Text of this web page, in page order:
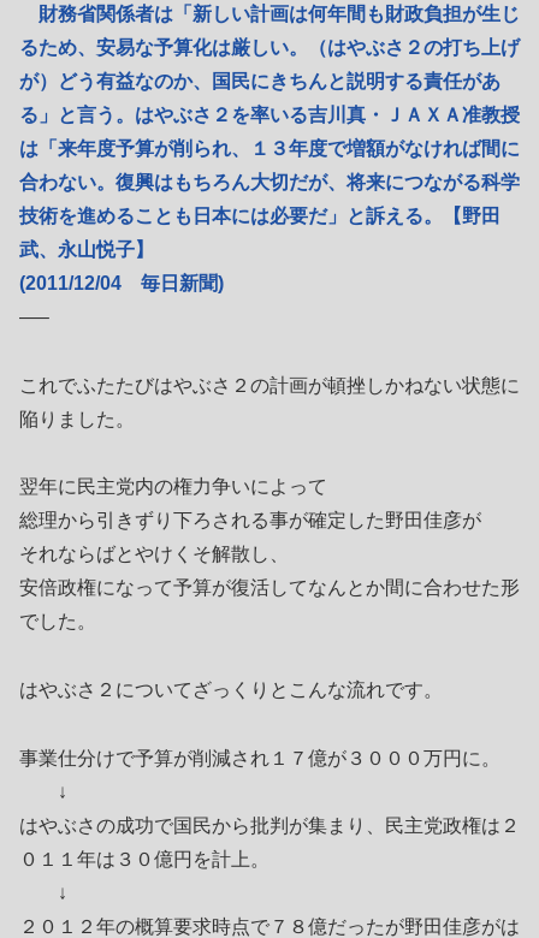
財務省関係者は「新しい計画は何年間も財政負担が生じ
るため、安易な予算化は厳しい。（はやぶさ２の打ち上げ
が）どう有益なのか、国民にきちんと説明する責任があ
る」と言う。はやぶさ２を率いる吉川真・ＪＡＸＡ准教授
は「来年度予算が削られ、１３年度で増額がなければ間に
合わない。復興はもちろん大切だが、将来につながる科学
技術を進めることも日本には必要だ」と訴える。【野田
武、永山悦子】
(2011/12/04 毎日新聞)
—–
これでふたたびはやぶさ２の計画が頓挫しかねない状態に
陥りました。
翌年に民主党内の権力争いによって
総理から引きずり下ろされる事が確定した野田佳彦が
それならばとやけくそ解散し、
安倍政権になって予算が復活してなんとか間に合わせた形
でした。
はやぶさ２についてざっくりとこんな流れです。
事業仕分けで予算が削減され１７億が３０００万円に。
↓
はやぶさの成功で国民から批判が集まり、民主党政権は２
０１１年は３０億円を計上。
↓
２０１２年の概算要求時点で７８億だったが野田佳彦がは